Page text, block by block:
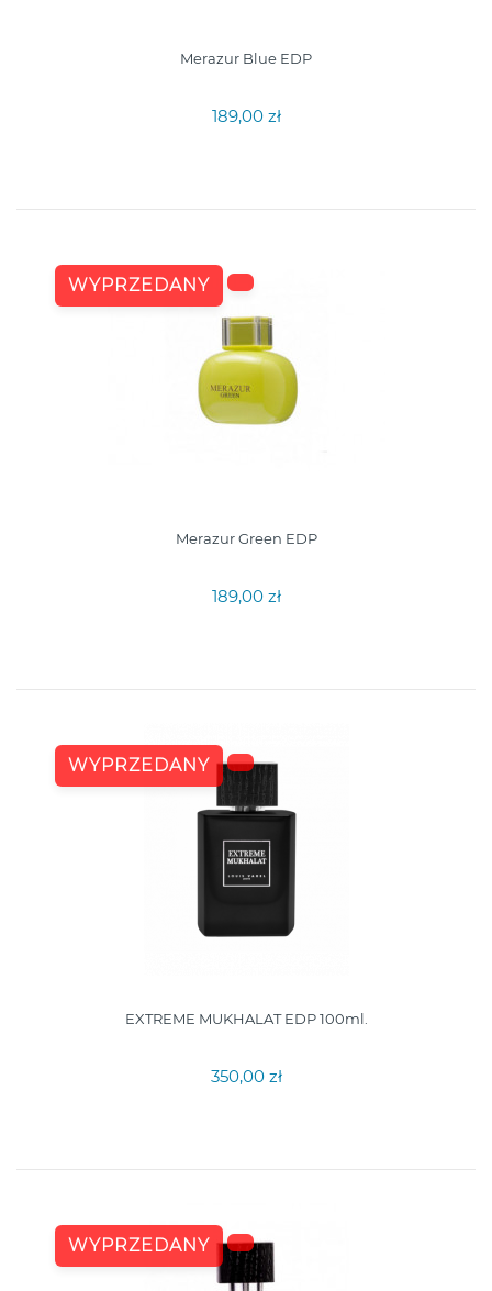
Merazur Blue EDP
189,00 zł
WYPRZEDANY
Merazur Green EDP
189,00 zł
WYPRZEDANY
EXTREME MUKHALAT EDP 100ml.
350,00 zł
WYPRZEDANY